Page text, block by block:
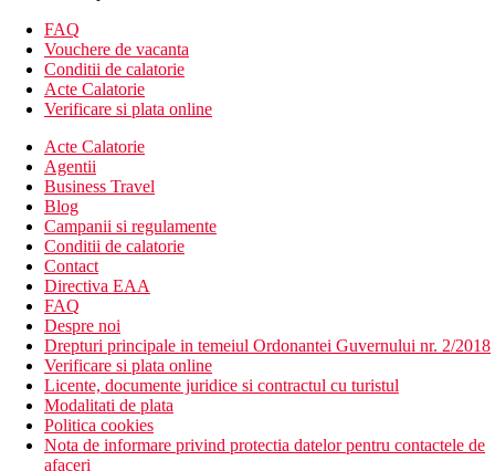
Mini-bar
Balcon
Meniu de perne
Halate de baie si papuci
24 de ore WI-FI gratuit in intregul hotel
Camere pentru persoane cu handicap disponibile la cerere
Turndown service seara
Descrierea hotelului
Hoteul construit in 2011 dispune de:
420 camere
Receptie deschisa nonstop cu hol
magazine de suveniruri
discoteca
internet Wi-Fi (gratuit)
seif la receptie (contra cost)
inchiriere auto
parcare (gratuita)
hotelul nu accepta animale de companie
FAQ
Vouchere de vacanta
Conditii de calatorie
Acte Calatorie
Verificare si plata online
Acte Calatorie
Agentii
Business Travel
Blog
Campanii si regulamente
Conditii de calatorie
Contact
Directiva EAA
FAQ
Despre noi
Drepturi principale in temeiul Ordonantei Guvernului nr. 2/2018
Verificare si plata online
Licente, documente juridice si contractul cu turistul
Modalitati de plata
Politica cookies
Nota de informare privind protectia datelor pentru contactele de
afaceri